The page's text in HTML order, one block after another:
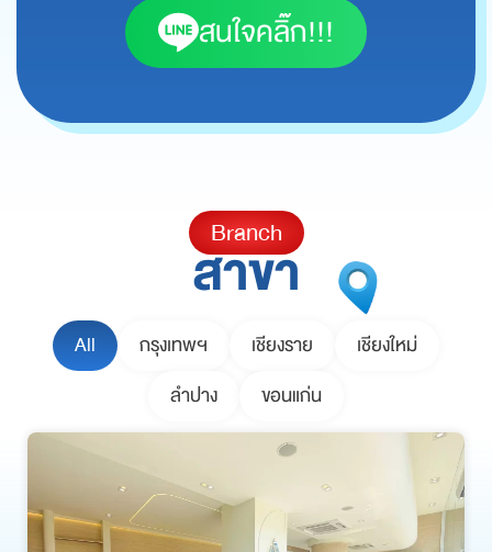
สนใจคลิ๊ก!!!
Branch
สาขา
All กรุงเทพฯ เชียงราย
เชียงใหม่
ลำปาง
ขอนแก่น